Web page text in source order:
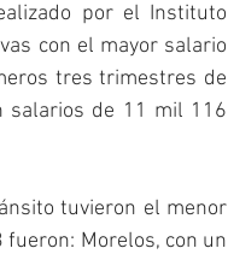
por el Instituto
con el mayor salario
tres trimestres de
salarios de 11 mil 116
tuvieron el menor
Morelos, con un